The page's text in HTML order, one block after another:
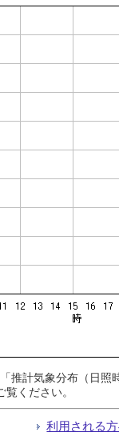
推計気象分布（日
覧ください。
利用される